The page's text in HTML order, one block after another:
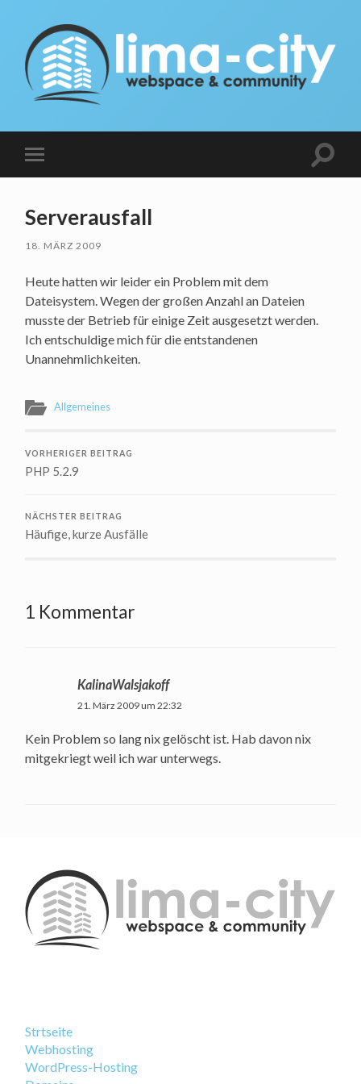
Blog
Mobile-
Menü
Serverausfall
18. MÄRZ 2009
Heute hatten wir leider ein Problem mit dem
Dateisystem. Wegen der großen Anzahl an Dateien
musste der Betrieb für einige Zeit ausgesetzt werden.
Ich entschuldige mich für die entstandenen
Unannehmlichkeiten.
Allgemeines
VORHERIGER BEITRAG
PHP 5.2.9
NÄCHSTER BEITRAG
Häufige, kurze Ausfälle
1 Kommentar
KalinaWalsjakoff
21. März 2009 um 22:32
Kein Problem so lang nix gelöscht ist. Hab davon nix
mitgekriegt weil ich war unterwegs.
Strtseite
Webhosting
WordPress-Hosting